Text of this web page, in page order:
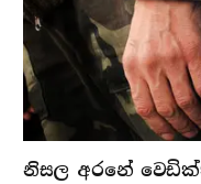
නිසල අරනේ